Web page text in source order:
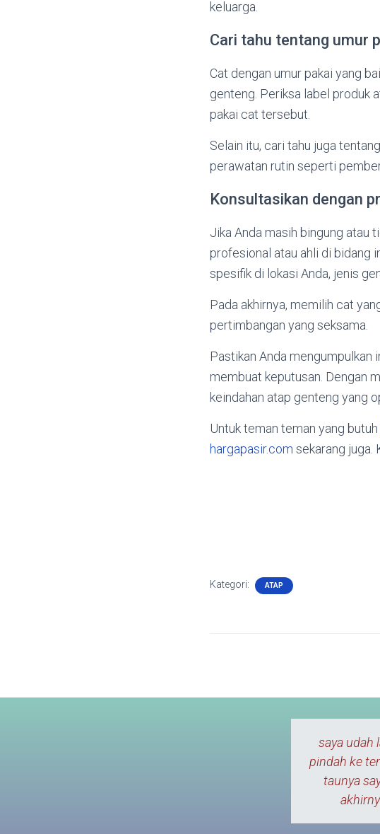
keluarga.
Cari tahu tentang umur
Cat dengan umur pakai yang
genteng. Periksa label produk
pakai cat tersebut.
Selain itu, cari tahu juga
perawatan rutin seperti
Konsultasikan dengan
Jika Anda masih bingung atau
profesional atau ahli di bidang
spesifik di lokasi Anda, jenis
Pada akhirnya, memilih cat
pertimbangan yang seksama.
Pastikan Anda
membuat keputusan. Dengan
keindahan atap genteng yang
Untuk teman teman yang butuh
hargapasir.com sekarang juga.
Kategori: ATAP
saya lagi
order